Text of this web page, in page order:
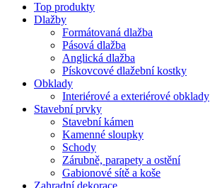
Top produkty
Dlažby
Formátovaná dlažba
Pásová dlažba
Anglická dlažba
Pískovcové dlažební kostky
Obklady
Interiérové a exteriérové obklady
Stavební prvky
Stavební kámen
Kamenné sloupky
Schody
Zárubně, parapety a ostění
Gabionové sítě a koše
Zahradní dekorace